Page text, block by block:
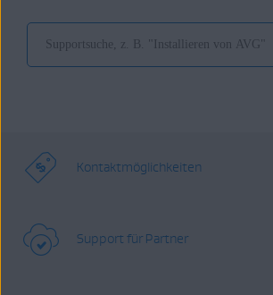
Kontaktmöglichkeiten
Support für Partner